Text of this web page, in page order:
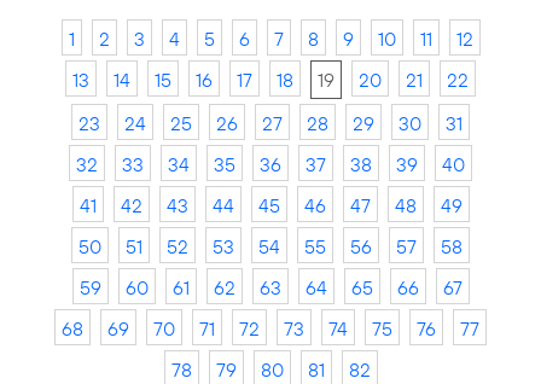
1 2 3 4 5 6 7 8 9 10 11
12
13
14 15 16 17 18 19 20 21
22
23
24 25 26 27 28 29 30
31
32
33 34 35 36 37 38 39
40
41
42 43 44 45 46 47 48
49
50
51 52 53 54 55 56 57
58
59
60 61 62 63 64 65 66
67
68
69 70 71 72 73 74 75 76
77
78
79 80 81 82